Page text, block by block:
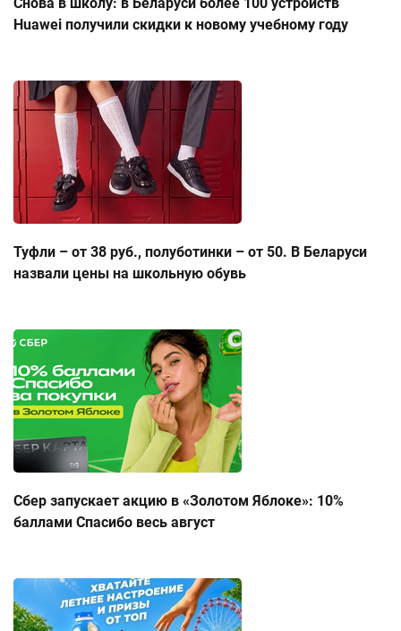
Huawei получили скидки к новому учебному году
Туфли – от 38 руб., полуботинки – от 50. В Беларуси
назвали цены на школьную обувь
Сбер запускает акцию в «Золотом Яблоке»: 10%
баллами Спасибо весь август